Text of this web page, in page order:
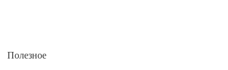
Полезное